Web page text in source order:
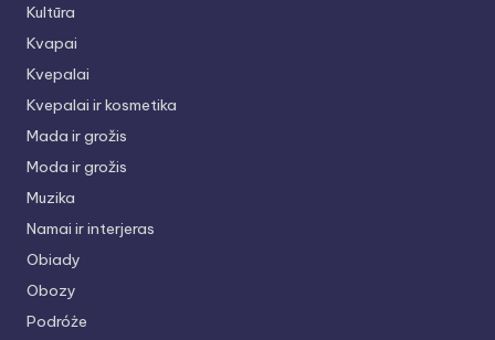
Kultūra
Kvapai
Kvepalai
Kvepalai ir kosmetika
Mada ir grožis
Moda ir grožis
Muzika
Namai ir interjeras
Obiady
Obozy
Podróże